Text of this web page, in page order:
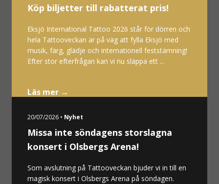
Köp biljetter till rabatterat pris!
Eksjö International Tattoo 2026 står för dörren och
hela Tattooveckan är på väg att fylla Eksjö med
musik, färg, glädje och internationell feststämning!
Efter stor efterfrågan kan vi nu släppa ett ...
Läs mer →
20/07/2026 • Nyhet
Missa inte söndagens storslagna
konsert i Olsbergs Arena!
Som avslutning på Tattooveckan bjuder vi in till en
magisk konsert i Olsbergs Arena på söndagen.